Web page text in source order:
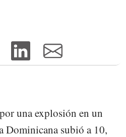
una explosión en un
Dominicana subió a 10,